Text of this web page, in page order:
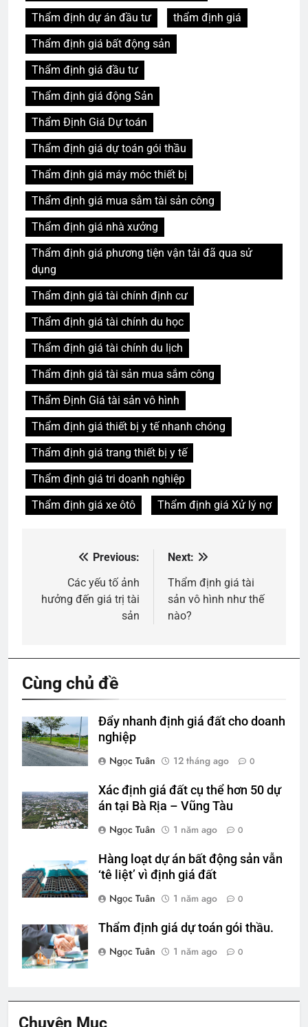
Thẩm định dự án đầu tư
thẩm định giá
Thẩm định giá bất động sản
Thẩm định giá đầu tư
Thẩm định giá động Sản
Thẩm Định Giá Dự toán
Thẩm định giá dự toán gói thầu
Thẩm định giá máy móc thiết bị
Thẩm định giá mua sắm tài sản công
Thẩm định giá nhà xưởng
Thẩm định giá phương tiện vận tải đã qua sử
dụng
Thẩm định giá tài chính định cư
Thẩm định giá tài chính du học
Thẩm định giá tài chính du lịch
Thẩm định giá tài sản mua sắm công
Thẩm Định Giá tài sản vô hình
Thẩm định giá thiết bị y tế nhanh chóng
Thẩm định giá trang thiết bị y tế
Thẩm định giá tri doanh nghiệp
Thẩm định giá xe ôtô
Thẩm định giá Xử lý nợ
hướng
Previous:
Các yếu tố ảnh
hưởng đến giá trị tài
sản
Next:
Thẩm định giá tài
sản vô hình như thế
nào?
Cùng chủ đề
Đẩy nhanh định giá đất cho doanh
nghiệp
Ngọc Tuân
12 tháng ago 0
Xác định giá đất cụ thể hơn 50 dự
án tại Bà Rịa – Vũng Tàu
Ngọc Tuân
1 năm ago 0
Hàng loạt dự án bất động sản vẫn
‘tê liệt’ vì định giá đất
Ngọc Tuân
1 năm ago 0
Thẩm định giá dự toán gói thầu.
Ngọc Tuân
1 năm ago 0
Chuyên Mục